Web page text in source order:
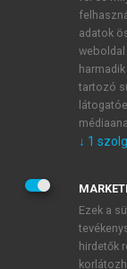
1 óra
E-MAIL-CÍM
JELSZÓ
JELSZÓ ÚJRA
adatok
weboldal
tartozó
↓ 1
Ezek a
hirdetők